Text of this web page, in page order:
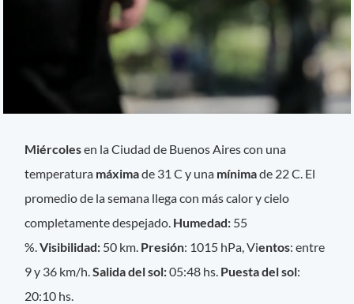
Miércolesen la Ciudad de Buenos Aires con una
temperatura máximade 31 C y una mínimade 22 C. El
promedio de la semana llega con más calor y cielo
completamente despejado. Humedad: 55
%.Visibilidad: 50 km. Presión: 1015 hPa, Vientos: entre
9 y 36 km/h.Salida del sol:05:48 hs. Puesta del sol:
20:10 hs.